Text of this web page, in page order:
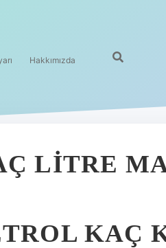
Hakkımızda
LITRE
KAÇ